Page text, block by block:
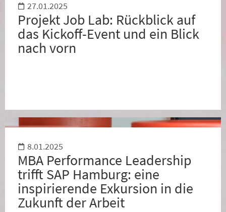
27.01.2025
Projekt Job Lab: Rückblick auf
das Kickoff-Event und ein Blick
nach vorn
8.01.2025
MBA Performance Leadership
trifft SAP Hamburg: eine
inspirierende Exkursion in die
Zukunft der Arbeit